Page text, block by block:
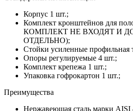
Корпус 1 шт.;
Комплект кронштейнов для
КОМПЛЕКТ НЕ ВХОДЯТ И
ОТДЕЛЬНО);
Стойки усиленные профильная
Опоры регулируемые 4 шт.;
Комплект крепежа 1 шт.;
Упаковка гофрокартон 1 шт.;
Преимущества
Нержавеющая сталь марки AISI